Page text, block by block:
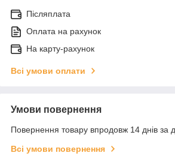
Післяплата
Оплата на рахунок
На карту-рахунок
Всі умови оплати
Умови повернення
Повернення товару впродовж 14 днів за
Всі умови повернення